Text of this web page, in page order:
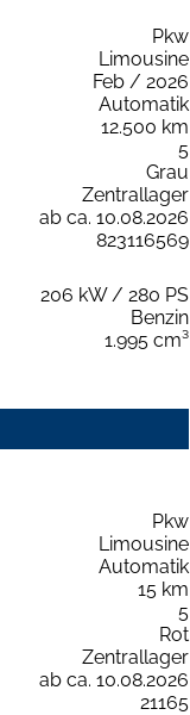
Pkw
Limousine
Feb / 2026
Automatik
12.500 km
5
Grau
Zentrallager
ab ca. 10.08.2026
823116569
206 kW / 280 PS
Benzin
1.995 cm³
Pkw
Limousine
Automatik
15 km
5
Rot
Zentrallager
ab ca. 10.08.2026
21165